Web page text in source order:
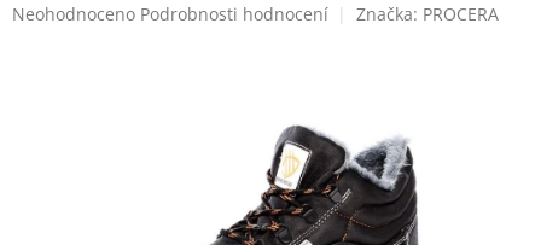
Průměrné
Neohodnoceno Podrobnosti hodnocení Značka: PROCERA